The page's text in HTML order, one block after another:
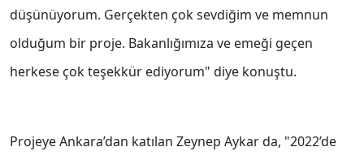
düşünüyorum. Gerçekten çok sevdiğim ve memnun
olduğum bir proje. Bakanlığımıza ve emeği geçen
herkese çok teşekkür ediyorum" diye konuştu.
Projeye Ankara’dan katılan Zeynep Aykar da, "2022’de